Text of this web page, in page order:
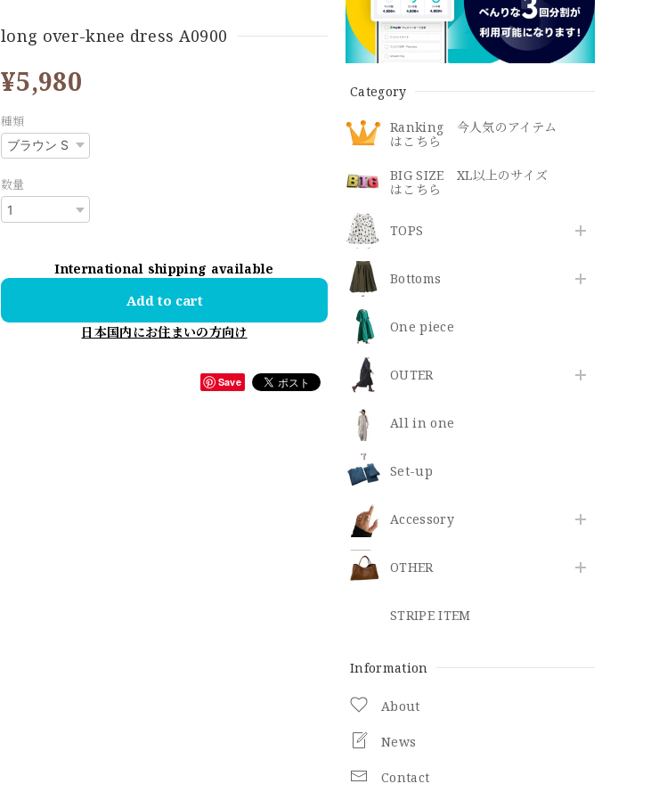
Category
Ranking 今人気のアイテム
はこちら
BIG SIZE XL以上のサイズ
はこちら
TOPS
Bottoms
One piece
OUTER
All in one
Set-up
​Accessory
OTHER
STRIPE ITEM
Information
About
News
Contact
long over-knee dress A0900
¥5,980
種類
数量
International shipping available
Add to cart
日本国内にお住まいの方向け
Save